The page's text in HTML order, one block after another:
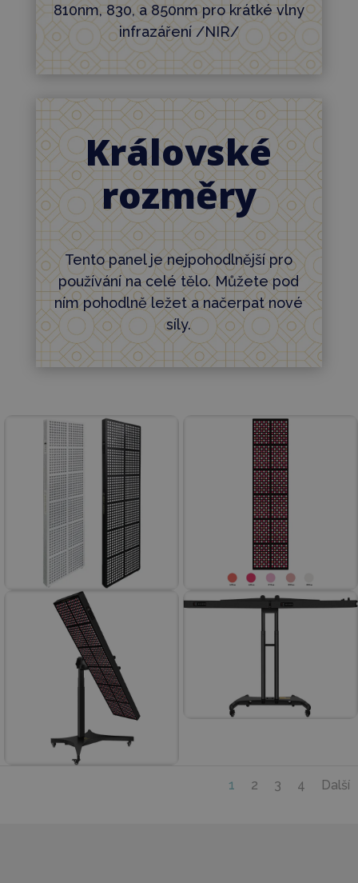
810nm, 830, a 850nm pro krátké vlny
infrazáření /NIR/
Královské
rozměry
Tento panel je nejpohodlnější pro
používání na celé tělo. Můžete pod
ním pohodlně ležet a načerpat nové
síly.
1 2 3 4 Další